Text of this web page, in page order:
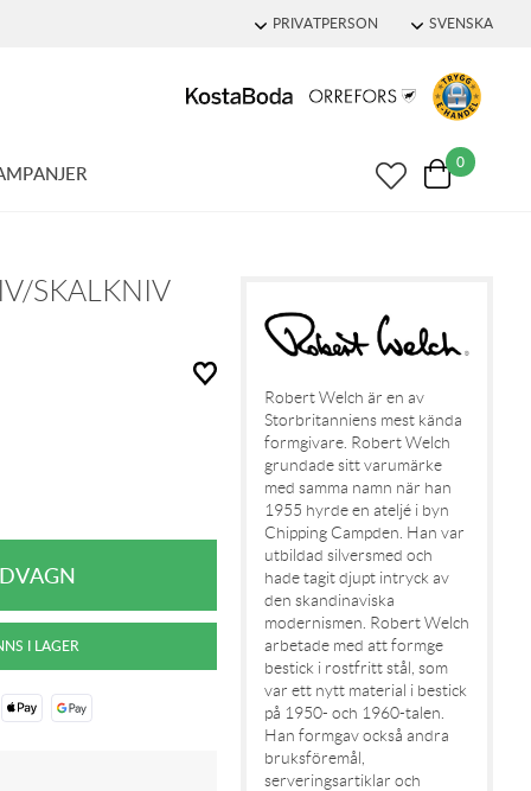
PRIVATPERSON SVENSKA
0
SKALKNIV
Robert Welch är en av
Storbritanniens mest kända
formgivare. Robert Welch
grundade sitt varumärke
med samma namn när han
1955 hyrde en ateljé i byn
Chipping Campden. Han var
utbildad silversmed och
hade tagit djupt intryck av
den skandinaviska
modernismen. Robert Welch
arbetade med att formge
bestick i rostfritt stål, som
var ett nytt material i bestick
på 1950- och 1960-talen.
Han formgav också andra
bruksföremål,
serveringsartiklar och